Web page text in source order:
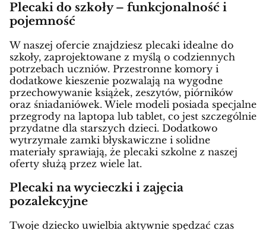
Plecaki do szkoły – funkcjonalność i
pojemność
W naszej ofercie znajdziesz plecaki idealne do
szkoły, zaprojektowane z myślą o codziennych
potrzebach uczniów. Przestronne komory i
dodatkowe kieszenie pozwalają na wygodne
przechowywanie książek, zeszytów, piórników
oraz śniadaniówek. Wiele modeli posiada specjalne
przegrody na laptopa lub tablet, co jest szczególnie
przydatne dla starszych dzieci. Dodatkowo
wytrzymałe zamki błyskawiczne i solidne
materiały sprawiają, że plecaki szkolne z naszej
oferty służą przez wiele lat.
Plecaki na wycieczki i zajęcia
pozalekcyjne
Twoje dziecko uwielbia aktywnie spędzać czas